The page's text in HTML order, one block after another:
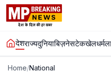
देशराज्यदुनियाबिज़नेसटेकखेलधर्म
Home/National